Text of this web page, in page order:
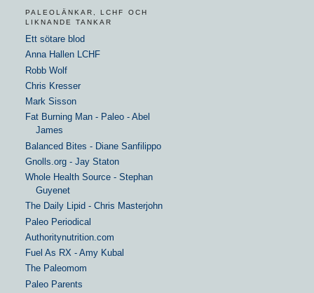
PALEOLÄNKAR, LCHF OCH
LIKNANDE TANKAR
Ett sötare blod
Anna Hallen LCHF
Robb Wolf
Chris Kresser
Mark Sisson
Fat Burning Man - Paleo - Abel
James
Balanced Bites - Diane Sanfilippo
Gnolls.org - Jay Staton
Whole Health Source - Stephan
Guyenet
The Daily Lipid - Chris Masterjohn
Paleo Periodical
Authoritynutrition.com
Fuel As RX - Amy Kubal
The Paleomom
Paleo Parents